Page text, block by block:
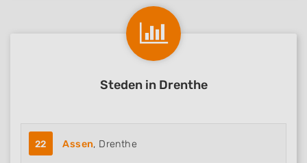
Steden in Drenthe
22 Assen, Drenthe